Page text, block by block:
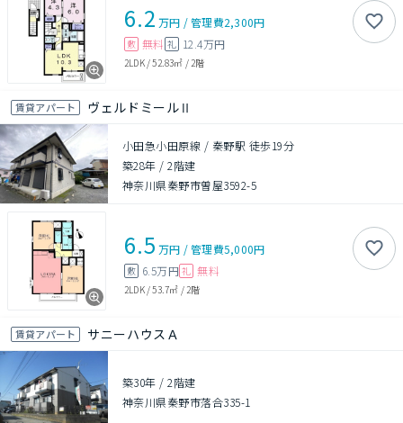
6.2 万円 /管理費2,300円
敷 無料 礼 12.4万円
2LDK/52.83㎡ / 2階
賃貸アパート ヴェルドミールⅡ
小田急小田原線 / 秦野駅 徒歩19分
築28年 /2階建
神奈川県秦野市曽屋3592-5
6.5 万円 /管理費5,000円
敷 6.5万円 礼 無料
2LDK/53.7㎡ / 2階
賃貸アパート サニーハウスＡ
築30年 /2階建
神奈川県秦野市落合335-1